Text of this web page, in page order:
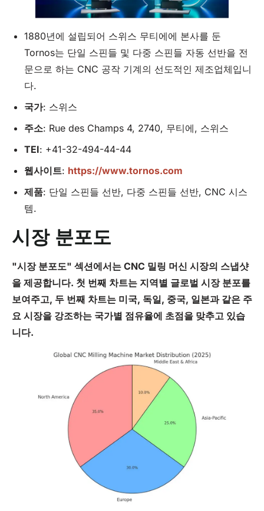
1880년에 설립되어 스위스 무티에에 본사를 둔
Tornos는 단일 스핀들 및 다중 스핀들 자동 선반을 전
문으로 하는 CNC 공작 기계의 선도적인 제조업체입니
다.
국가: 스위스
주소: Rue des Champs 4, 2740, 무티에, 스위스
TEI: +41-32-494-44-44
웹사이트: https://www.tornos.com
제품: 단일 스핀들 선반, 다중 스핀들 선반, CNC 시스
템.
시장 분포도
"시장 분포도" 섹션에서는 CNC 밀링 머신 시장의 스냅샷
을 제공합니다. 첫 번째 차트는 지역별 글로벌 시장 분포를
보여주고, 두 번째 차트는 미국, 독일, 중국, 일본과 같은 주
요 시장을 강조하는 국가별 점유율에 초점을 맞추고 있습
니다.